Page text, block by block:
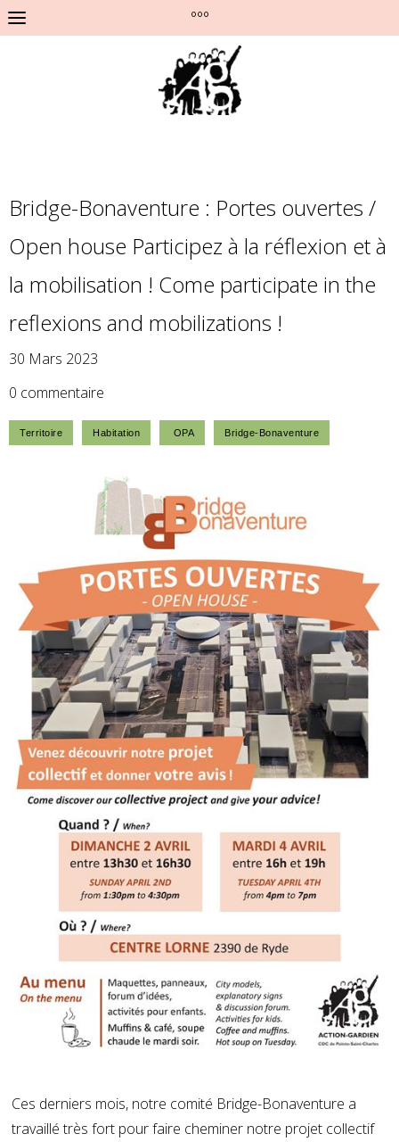
°°°
Bridge-Bonaventure : Portes ouvertes /
Open house Participez à la réflexion et à
la mobilisation ! Come participate in the
reflexions and mobilizations !
30 Mars 2023
0 commentaire
Ces derniers mois, notre comité Bridge-Bonaventure a
travaillé très fort pour faire cheminer notre projet collectif